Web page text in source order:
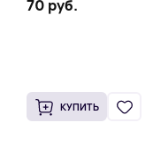
70 руб.
КУПИТЬ